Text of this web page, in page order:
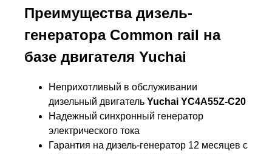
Преимущества дизель-
генератора Common rail на
базе двигателя Yuchai
Неприхотливый в обслуживании
дизельный двигатель Yuchai YC4A55Z-C20
Надежный синхронный генератор
электрического тока
Гарантия на дизель-генератор 12 месяцев с